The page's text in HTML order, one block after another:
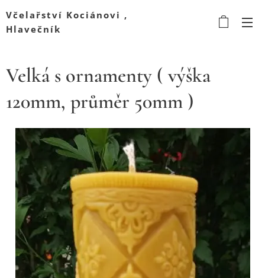
Včelařství Kociánovi ,
Hlavečník
Velká s ornamenty ( výška
120mm, průměr 50mm )